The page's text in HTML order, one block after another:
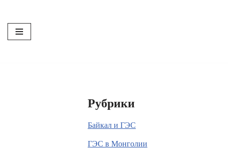
Перейти
к
Рубрики
Байкал и ГЭС
ГЭС в Монголии